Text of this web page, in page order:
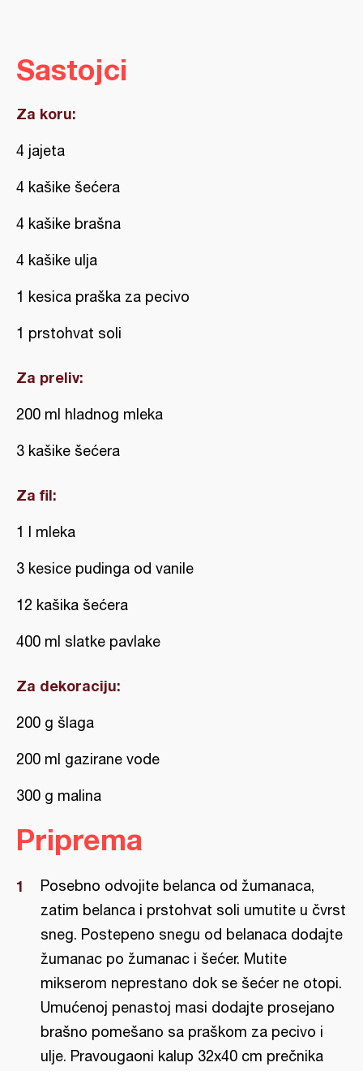
Sastojci
Za koru:
4 jajeta
4 kašike šećera
4 kašike brašna
4 kašike ulja
1 kesica praška za pecivo
1 prstohvat soli
Za preliv:
200 ml hladnog mleka
3 kašike šećera
Za fil:
1 l mleka
3 kesice pudinga od vanile
12 kašika šećera
400 ml slatke pavlake
Za dekoraciju:
200 g šlaga
200 ml gazirane vode
300 g malina
Priprema
Posebno odvojite belanca od žumanaca,
zatim belanca i prstohvat soli umutite u čvrst
sneg. Postepeno snegu od belanaca dodajte
žumanac po žumanac i šećer. Mutite
mikserom neprestano dok se šećer ne otopi.
Umućenoj penastoj masi dodajte prosejano
brašno pomešano sa praškom za pecivo i
ulje. Pravougaoni kalup 32x40 cm prečnika